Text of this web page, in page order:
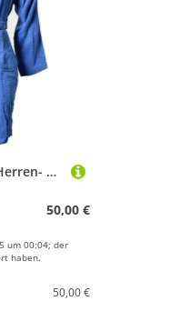
arena Zeppelin Light Herren- und Damen-Bademantel aus Baumwolle, Baumwoll-Bademantel mit Kapuze und Taschen, Unisex-Bademantel aus Frottee, Angenehm und Leicht
50,00 €
um 00:04; der
haben.
50,00 €